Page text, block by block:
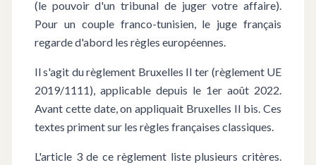
(le pouvoir d'un tribunal de juger votre affaire).
Pour un couple franco-tunisien, le juge français
regarde d'abord les règles européennes.
Il s'agit du règlement Bruxelles II ter (règlement UE
2019/1111), applicable depuis le 1er août 2022.
Avant cette date, on appliquait Bruxelles II bis. Ces
textes priment sur les règles françaises classiques.
L'article 3 de ce règlement liste plusieurs critères.